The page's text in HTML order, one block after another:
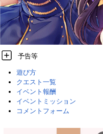
予告等
遊び方
クエスト一覧
イベント報酬
イベントミッション
コメントフォーム